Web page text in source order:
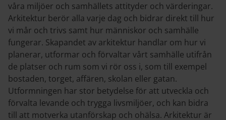
våra miljöer och samhällets attityder och värderingar.
Arkitektur berör alla varje dag och bidrar direkt till hur
vi mår och trivs samt hur människor och samhälle
fungerar. Skapandet av arkitektur handlar om hur vi
planerar, utformar och förvaltar vårt samhälle utifrån
de platser och rum som vi rör oss i, som till exempel
bostaden, torget, affären, skolan eller gatan.
Utformningen har stor betydelse för att utveckla och
förvalta levande och trygga livsmiljöer, och kan bidra
till att motverka utanförskap och ohälsa. Arkitektur är